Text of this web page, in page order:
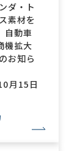
ダ・ト
素材を
自動車
機拡大
お知ら
月15日